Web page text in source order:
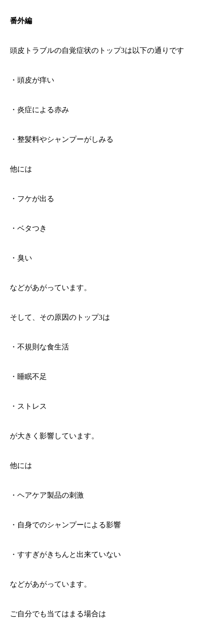
番外編
頭皮トラブルの自覚症状のトップ3は以下の通りです
・頭皮が痒い
・炎症による赤み
・整髪料やシャンプーがしみる
他には
・フケが出る
・ベタつき
・臭い
などがあがっています。
そして、その原因のトップ3は
・不規則な食生活
・睡眠不足
・ストレス
が大きく影響しています。
他には
・ヘアケア製品の刺激
・自身でのシャンプーによる影響
・すすぎがきちんと出来ていない
などがあがっています。
ご自分でも当てはまる場合は